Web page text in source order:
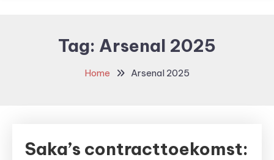
Tag: Arsenal 2025
Home Arsenal 2025
Saka’s contracttoekomst: